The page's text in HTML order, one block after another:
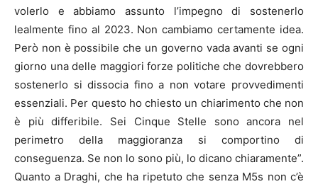
volerlo e abbiamo assunto l’impegno di sostenerlo
lealmente fino al 2023. Non cambiamo certamente idea.
Però non è possibile che un governo vada avanti se ogni
giorno una delle maggiori forze politiche che dovrebbero
sostenerlo si dissocia fino a non votare provvedimenti
essenziali. Per questo ho chiesto un chiarimento che non
è più differibile. Sei Cinque Stelle sono ancora nel
perimetro della maggioranza si comportino di
conseguenza. Se non lo sono più, lo dicano chiaramente”.
Quanto a Draghi, che ha ripetuto che senza M5s non c’è